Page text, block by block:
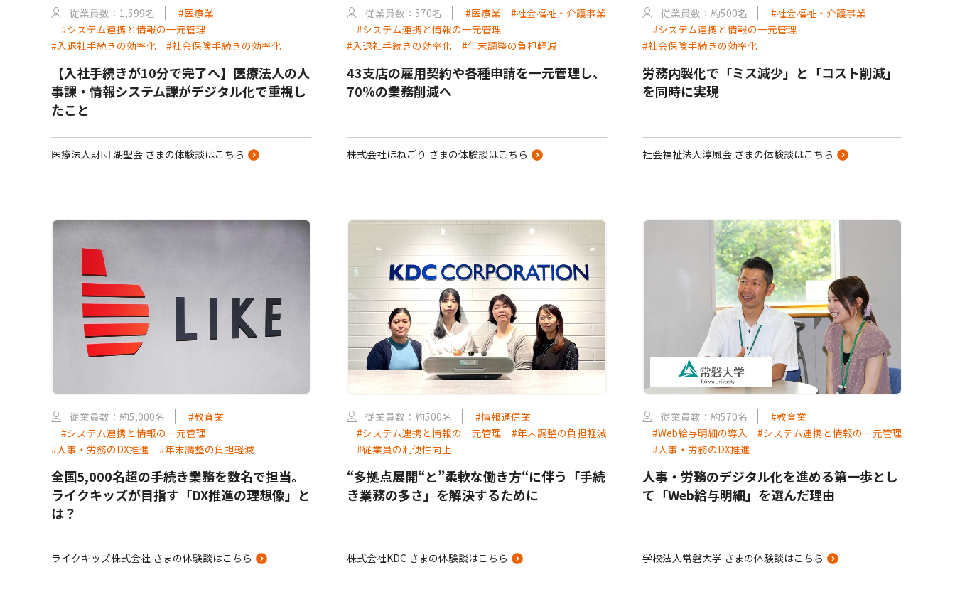
従業員数：1,599名
#医療業
#システム連携と情報の一元管理
#入退社手続きの効率化
#社会保険手続きの効率化
【入社手続きが10分で完了へ】医療法人の人
事課・情報システム課がデジタル化で重視し
たこと
医療法人財団 湖聖会 さまの体験談はこちら
従業員数：570名 #医療業
#社会福祉・介護事業
#システム連携と情報の一元管理
#入退社手続きの効率化
#年末調整の負担軽減
43支店の雇用契約や各種申請を一元管理し、
70％の業務削減へ
株式会社ほねごり さまの体験談はこちら
従業員数：約500名
#社会福祉・介護事業
#システム連携と情報の一元管理
#社会保険手続きの効率化
労務内製化で「ミス減少」と「コスト削減」
を同時に実現
社会福祉法人淳風会 さまの体験談はこちら
従業員数：約5,000名
#教育業
#システム連携と情報の一元管理
#人事・労務のDX推進
#年末調整の負担軽減
全国5,000名超の手続き業務を数名で担当。
ライクキッズが目指す「DX推進の理想像」と
は？
ライクキッズ株式会社 さまの体験談はこちら
従業員数：約500名
#情報通信業
#システム連携と情報の一元管理
#年末調整の負担軽減
#従業員の利便性向上
“多拠点展開“と”柔軟な働き方“に伴う「手続
き業務の多さ」を解決するために
株式会社KDC さまの体験談はこちら
従業員数：約570名
#教育業
#Web給与明細の導入
#システム連携と情報の一元管理
#人事・労務のDX推進
人事・労務のデジタル化を進める第一歩とし
て「Web給与明細」を選んだ理由
学校法人常磐大学 さまの体験談はこちら